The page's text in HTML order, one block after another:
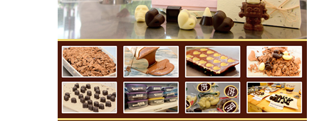
Hřbitovní kaple rodiny Fiedler na hřbitově v
Teplicích nad Metují
Kenotaf Franze Ruseho na hřbitově v
Teplicích nad Metují
Pomník obětem 2. světové války na hřbitově
v Teplicích nad Metují